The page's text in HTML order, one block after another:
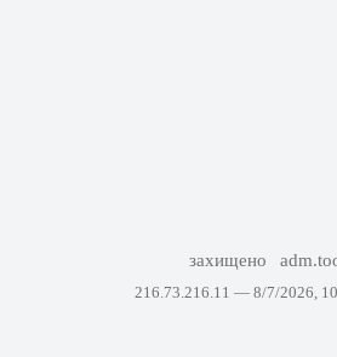
захищено
216.73.216.11 — 8/7/2026,